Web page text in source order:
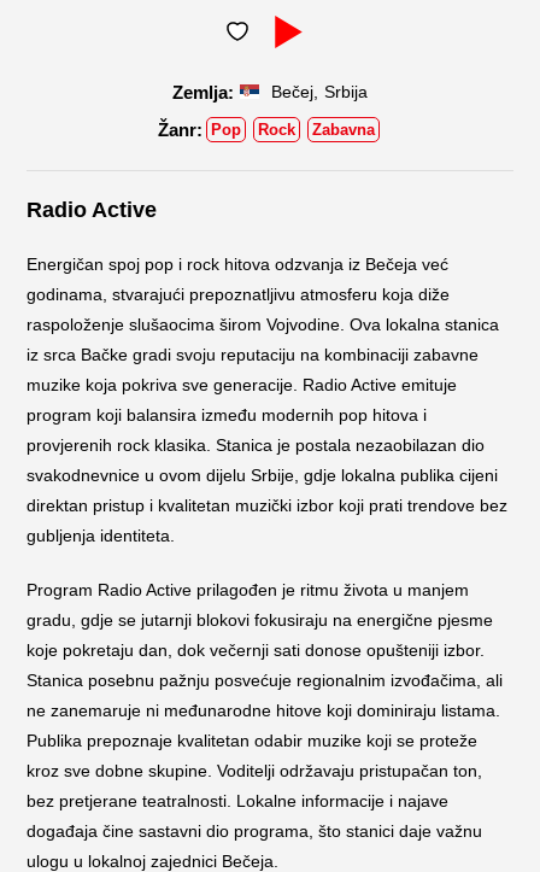
Bečej Srbija
Pop Rock Zabavna
Radio Active
Energičan spoj pop i rock hitova odzvanja iz Bečeja već
godinama, stvarajući prepoznatljivu atmosferu koja diže
raspoloženje slušaocima širom Vojvodine. Ova lokalna stanica
iz srca Bačke gradi svoju reputaciju na kombinaciji zabavne
muzike koja pokriva sve generacije. Radio Active emituje
program koji balansira između modernih pop hitova i
provjerenih rock klasika. Stanica je postala nezaobilazan dio
svakodnevnice u ovom dijelu Srbije, gdje lokalna publika cijeni
direktan pristup i kvalitetan muzički izbor koji prati trendove bez
gubljenja identiteta.
Program Radio Active prilagođen je ritmu života u manjem
gradu, gdje se jutarnji blokovi fokusiraju na energične pjesme
koje pokretaju dan, dok večernji sati donose opušteniji izbor.
Stanica posebnu pažnju posvećuje regionalnim izvođačima, ali
ne zanemaruje ni međunarodne hitove koji dominiraju listama.
Publika prepoznaje kvalitetan odabir muzike koji se proteže
kroz sve dobne skupine. Voditelji održavaju pristupačan ton,
bez pretjerane teatralnosti. Lokalne informacije i najave
događaja čine sastavni dio programa, što stanici daje važnu
ulogu u lokalnoj zajednici Bečeja.